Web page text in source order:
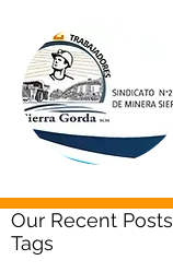
Our Recent Posts
Tags